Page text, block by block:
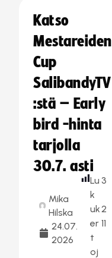
Katso
Mestareiden
Cup
SalibandyTV
:stä – Early
bird -hinta
tarjolla
30.7. asti
Mika
Hilska
24.07.
2026
Lu
k
uk
er
t
oj
3
2
11